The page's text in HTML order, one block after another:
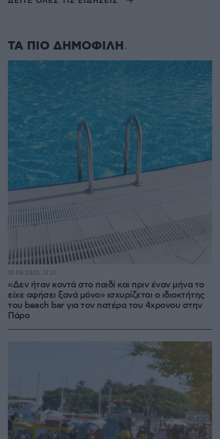
ΤΑ ΠΙΟ ΔΗΜΟΦΙΛΗ
«Δεν ήταν κοντά στο παιδί και πριν έναν μήνα το
είχε αφήσει ξανά μόνο» ισχυρίζεται ο ιδιοκτήτης
του beach bar για τον πατέρα του 4χρονου στην
Πάρο
10.08.2026, 12:21